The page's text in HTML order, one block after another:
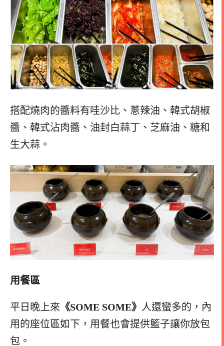
搭配燒肉的醬料有哇沙比、蔥辣油、韓式胡椒
醬、韓式沾肉醬、油封白蒜丁、芝麻油、糖和
生大蒜。
用餐區
平日晚上來 《SOME SOME》 人還蠻多的，內
用的座位區如下，用餐也會提供籃子讓你放包
包。